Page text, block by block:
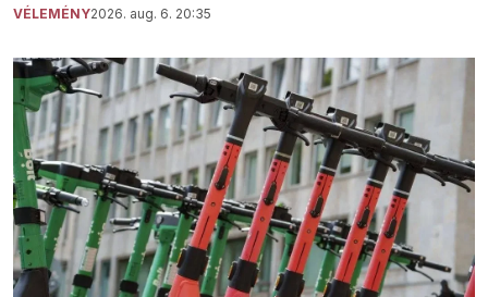
VÉLEMÉNY2026. aug. 6. 20:35